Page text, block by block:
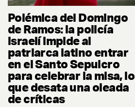
Polémica del Domingo
de Ramos: la policía
israelí impide al
patriarca latino entrar
en el Santo Sepulcro
para celebrar la misa, lo
que desata una oleada
de críticas